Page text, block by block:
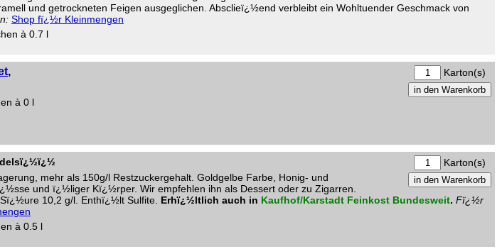
und getrockneten Feigen ausgeglichen. Absclieï¿½end verbleibt ein Wohltuender Geschmack von
Shop fï¿½r Kleinmengen
à 0.7 l
Karton(s)
,
à 0 l
Karton(s)
mehr als 150g/l Restzuckergehalt. Goldgelbe Farbe, Honig- und
und ï¿½liger Kï¿½rper. Wir empfehlen ihn als Dessert oder zu Zigarren.
10,2 g/l. Enthï¿½lt Sulfite. Erhï¿½ltlich auch in Kaufhof/Karstadt Feinkost Bundesweit. Fï¿½r
à 0.5 l